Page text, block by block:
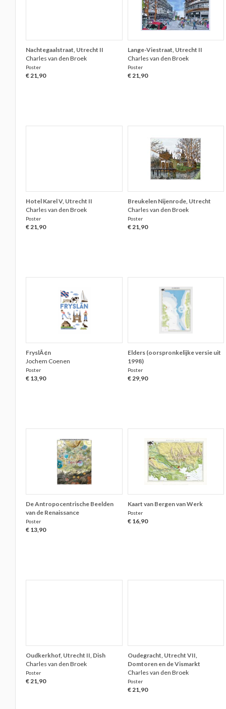
Nachtegaalstraat, Utrecht II
Charles van den Broek
Poster
€ 21,90
Lange-Viestraat, Utrecht II
Charles van den Broek
Poster
€ 21,90
Hotel Karel V, Utrecht II
Charles van den Broek
Poster
€ 21,90
Breukelen Nijenrode, Utrecht
Charles van den Broek
Poster
€ 21,90
FryslÃ¢n
Jochem Coenen
Poster
€ 13,90
Elders (oorspronkelijke versie uit
1998)
Poster
€ 29,90
De Antropocentrische Beelden
van de Renaissance
Poster
€ 13,90
Kaart van Bergen van Werk
Poster
€ 16,90
Oudkerkhof, Utrecht II, Dish
Charles van den Broek
Poster
€ 21,90
Oudegracht, Utrecht VII,
Domtoren en de Vismarkt
Charles van den Broek
Poster
€ 21,90